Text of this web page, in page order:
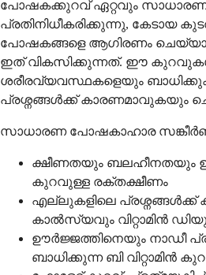
പോഷകക്കുറവ് ഏറ്റവും
പ്രതിനിധീകരിക്കുന്നു, കേടായ
പോഷകങ്ങളെ ആഗിരണം
ഇത് വികസിക്കുന്നത്. ഈ
ശരീരവ്യവസ്ഥകളെയും
പ്രശ്നങ്ങൾക്ക് കാരണമാവുകയും
സാധാരണ പോഷകാഹാര
ക്ഷീണതയും ബലഹീനതയും
കുറവുള്ള രക്തക്ഷീണം
എല്ലുകളിലെ പ്രശ്നങ്ങൾക്ക്
കാൽസ്യവും വിറ്റാമിൻ
ഊർജ്ജത്തിനെയും നാഡീ
ബാധിക്കുന്ന ബി വിറ്റാമിൻ